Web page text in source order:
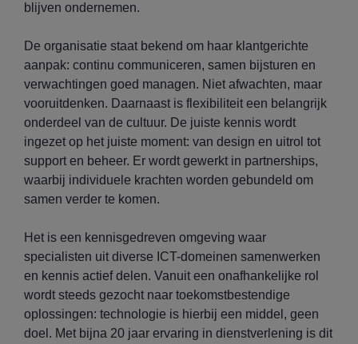
blijven ondernemen.
De organisatie staat bekend om haar klantgerichte
aanpak: continu communiceren, samen bijsturen en
verwachtingen goed managen. Niet afwachten, maar
vooruitdenken. Daarnaast is flexibiliteit een belangrijk
onderdeel van de cultuur. De juiste kennis wordt
ingezet op het juiste moment: van design en uitrol tot
support en beheer. Er wordt gewerkt in partnerships,
waarbij individuele krachten worden gebundeld om
samen verder te komen.
Het is een kennisgedreven omgeving waar
specialisten uit diverse ICT-domeinen samenwerken
en kennis actief delen. Vanuit een onafhankelijke rol
wordt steeds gezocht naar toekomstbestendige
oplossingen: technologie is hierbij een middel, geen
doel. Met bijna 20 jaar ervaring in dienstverlening is dit